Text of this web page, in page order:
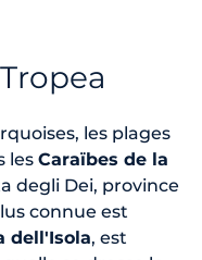
les plages
les Caraïbes de la
degli Dei, province
connue est
dell'Isola, est